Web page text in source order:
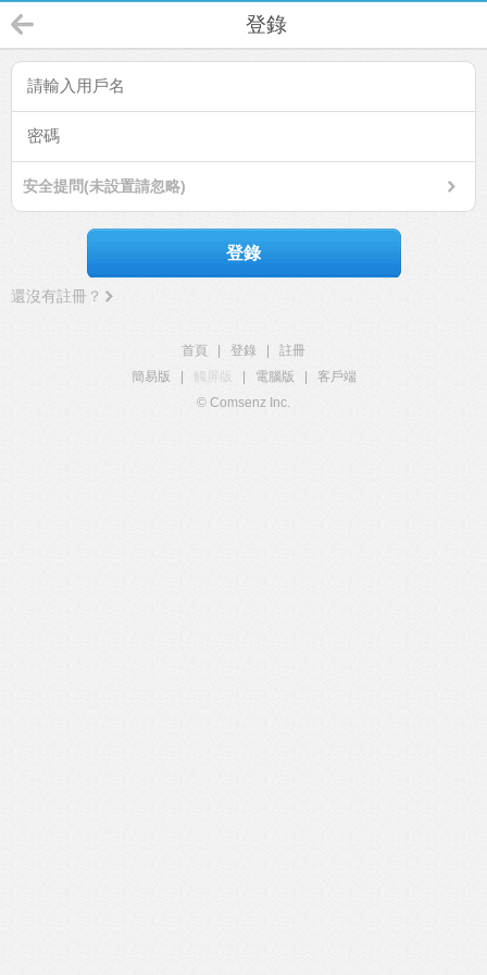
登錄
安全提問(未設置請忽略)
登錄
還沒有註冊？
首頁 登錄
註冊
簡易版
觸屏版 電腦版
客戶端
© Comsenz Inc.